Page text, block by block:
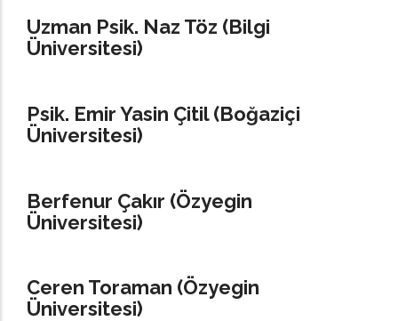
Uzman Psik. Naz Töz (Bilgi
Üniversitesi)
Psik. Emir Yasin Çitil (Boğaziçi
Üniversitesi)
Berfenur Çakır (Özyegin
Üniversitesi)
Ceren Toraman (Özyegin
Üniversitesi)